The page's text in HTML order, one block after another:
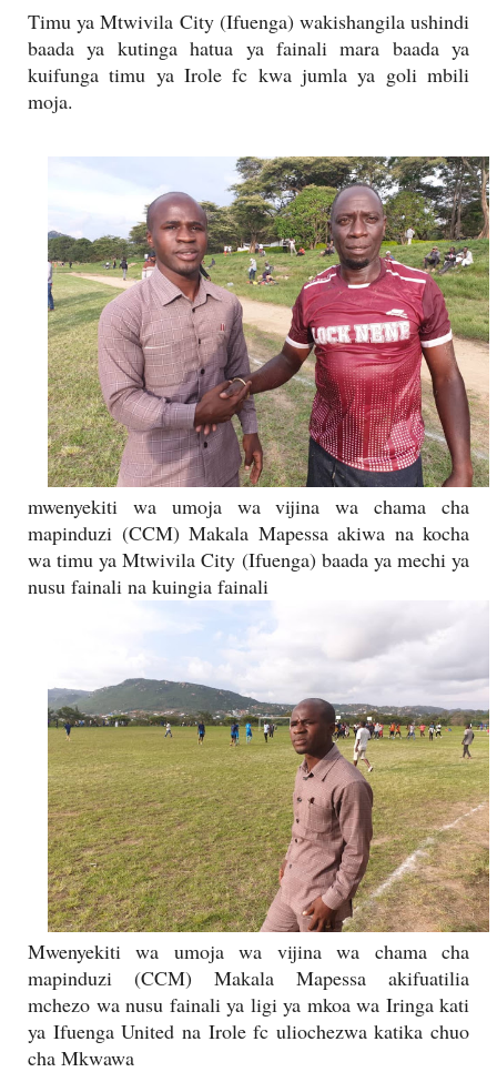
Timu ya Mtwivila City (Ifuenga) wakishangila ushindi
baada ya kutinga hatua ya fainali mara baada ya
kuifunga timu ya Irole fc kwa jumla ya goli mbili
moja.
mwenyekiti wa umoja wa vijina wa chama cha
mapinduzi (CCM) Makala Mapessa akiwa na kocha
wa timu ya Mtwivila City (Ifuenga) baada ya mechi ya
nusu fainali na kuingia fainali
Mwenyekiti wa umoja wa vijina wa chama cha
mapinduzi (CCM) Makala Mapessa akifuatilia
mchezo wa nusu fainali ya ligi ya mkoa wa Iringa kati
ya Ifuenga United na Irole fc uliochezwa katika chuo
cha Mkwawa